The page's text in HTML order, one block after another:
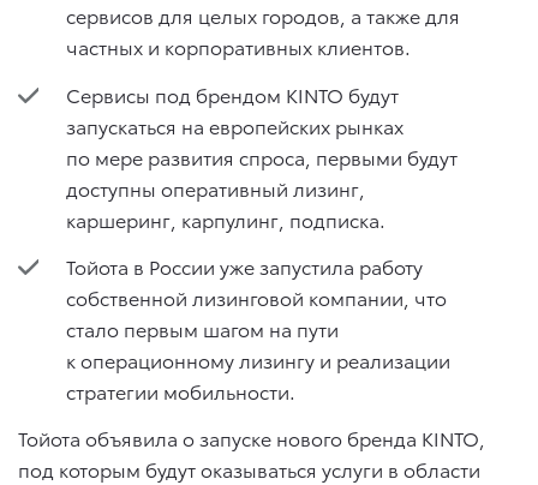
сервисов для целых городов, а также для
частных и корпоративных клиентов.
Сервисы под брендом KINTO будут
запускаться на европейских рынках
по мере развития спроса, первыми будут
доступны оперативный лизинг,
каршеринг, карпулинг, подписка.
Тойота в России уже запустила работу
собственной лизинговой компании, что
стало первым шагом на пути
к операционному лизингу и реализации
стратегии мобильности.
Тойота объявила о запуске нового бренда KINTO,
под которым будут оказываться услуги в области